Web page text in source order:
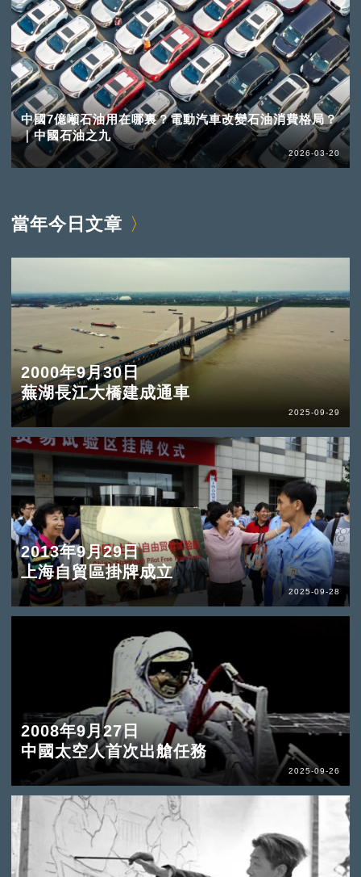
中國7億噸石油用在哪裏？電動汽車改變石油消費格局？
｜中國石油之九
2026-03-20
當年今日文章
2000年9月30日
蕪湖長江大橋建成通車
2025-09-29
2013年9月29日
上海自貿區掛牌成立
2025-09-28
2008年9月27日
中國太空人首次出艙任務
2025-09-26